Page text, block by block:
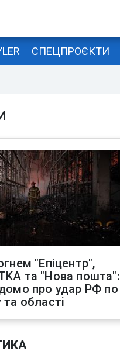
СПЕЦПРОЄКТИ
"Епіцентр",
та "Нова пошта":
про удар РФ по
та області